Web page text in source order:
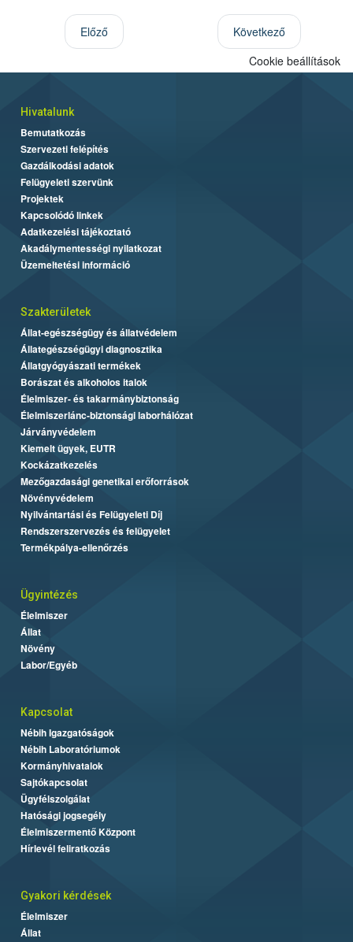
Előző
Következő
Cookie beállítások
Hivatalunk
Bemutatkozás
Szervezeti felépítés
Gazdálkodási adatok
Felügyeleti szervünk
Projektek
Kapcsolódó linkek
Adatkezelési tájékoztató
Akadálymentességi nyilatkozat
Üzemeltetési információ
Szakterületek
Állat-egészségügy és állatvédelem
Állategészségügyi diagnosztika
Állatgyógyászati termékek
Borászat és alkoholos italok
Élelmiszer- és takarmánybiztonság
Élelmiszerlánc-biztonsági laborhálózat
Járványvédelem
Kiemelt ügyek, EUTR
Kockázatkezelés
Mezőgazdasági genetikai erőforrások
Növényvédelem
Nyilvántartási és Felügyeleti Díj
Rendszerszervezés és felügyelet
Termékpálya-ellenőrzés
Ügyintézés
Élelmiszer
Állat
Növény
Labor/Egyéb
Kapcsolat
Nébih Igazgatóságok
Nébih Laboratóriumok
Kormányhivatalok
Sajtókapcsolat
Ügyfélszolgálat
Hatósági jogsegély
Élelmiszermentő Központ
Hírlevél feliratkozás
Gyakori kérdések
Élelmiszer
Állat